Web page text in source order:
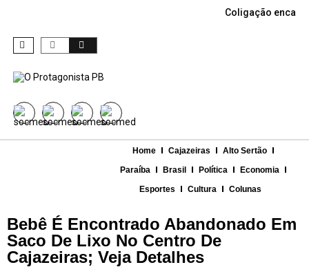
Coligação
Home Cajazeiras
Alto Sertão
Paraíba
Brasil Política
Economia
Esportes
Cultura Colunas
Bebê É Encontrado Abandonado Em
Saco De Lixo No Centro De
Cajazeiras; Veja Detalhes